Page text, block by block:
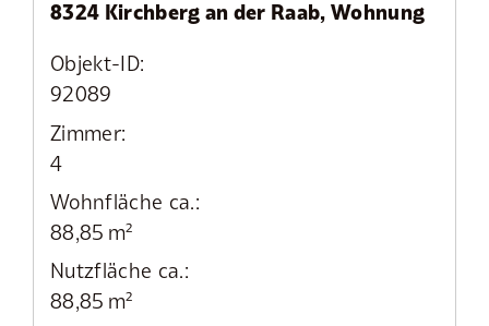
8324 Kirchberg an der Raab, Wohnung
Objekt-ID:
92089
Zimmer:
4
Wohnfläche ca.:
88,85 m²
Nutzfläche ca.:
88,85 m²